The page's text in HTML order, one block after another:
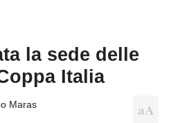
la sede delle
Italia
Maras